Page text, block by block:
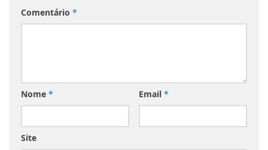
Comentário *
Nome * Email *
Site